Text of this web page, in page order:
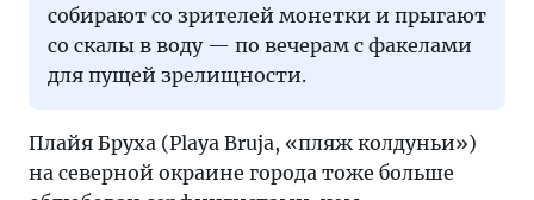
собирают со зрителей монетки и прыгают
со скалы в воду — по вечерам с факелами
для пущей зрелищности.
Плайя Бруха (Playa Bruja, «пляж колдуньи»)
на северной окраине города тоже больше